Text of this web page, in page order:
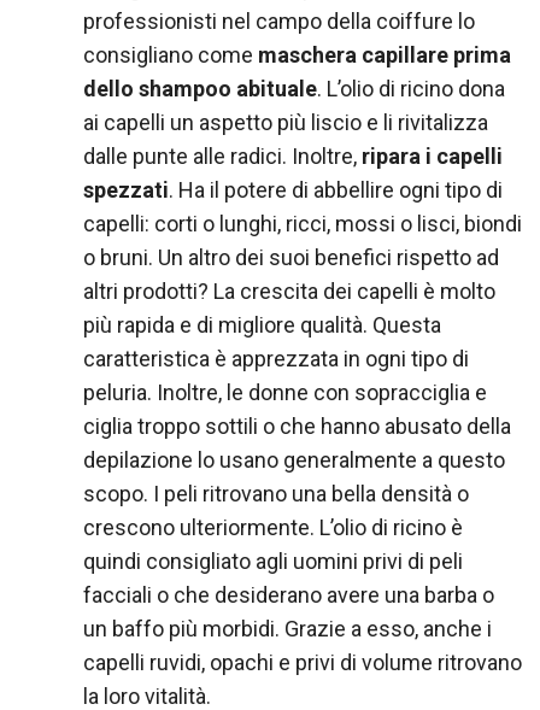
professionisti nel campo della coiffure lo
consigliano come maschera capillare prima
dello shampoo abituale. L’olio di ricino dona
ai capelli un aspetto più liscio e li rivitalizza
dalle punte alle radici. Inoltre, ripara i capelli
spezzati. Ha il potere di abbellire ogni tipo di
capelli: corti o lunghi, ricci, mossi o lisci, biondi
o bruni. Un altro dei suoi benefici rispetto ad
altri prodotti? La crescita dei capelli è molto
più rapida e di migliore qualità. Questa
caratteristica è apprezzata in ogni tipo di
peluria. Inoltre, le donne con sopracciglia e
ciglia troppo sottili o che hanno abusato della
depilazione lo usano generalmente a questo
scopo. I peli ritrovano una bella densità o
crescono ulteriormente. L’olio di ricino è
quindi consigliato agli uomini privi di peli
facciali o che desiderano avere una barba o
un baffo più morbidi. Grazie a esso, anche i
capelli ruvidi, opachi e privi di volume ritrovano
la loro vitalità.